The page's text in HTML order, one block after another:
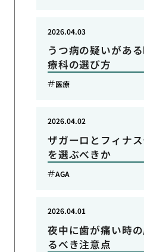
うつ病の疑いがあ
療科の選び方
2026.04.03
医療
ザガーロとフィナ
を選ぶべきか
2026.04.02
AGA
夜中に歯が痛い時
るべき注意点
2026.04.01